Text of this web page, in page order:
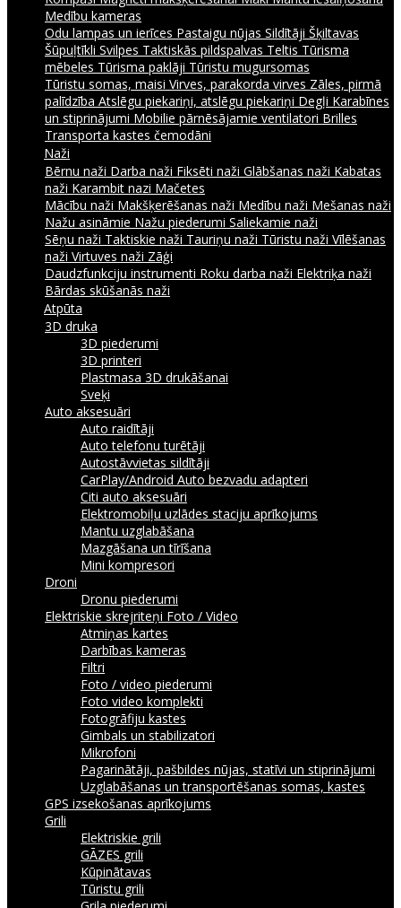
Medību kameras
Odu lampas un ierīces Pastaigu nūjas Sildītāji Šķiltavas
Šūpuļtīkli Svilpes Taktiskās pildspalvas Teltis Tūrisma
mēbeles Tūrisma paklāji Tūristu mugursomas
Tūristu somas, maisi Virves, parakorda virves Zāles, pirmā
palīdzība Atslēgu piekariņi, atslēgu piekariņi Degļi Karabīnes
un stiprinājumi Mobilie pārnēsājamie ventilatori Brilles
Transporta kastes čemodāni
Naži
Bērnu naži Darba naži Fiksēti naži Glābšanas naži Kabatas
naži Karambit nazi Mačetes
Mācību naži Makšķerēšanas naži Medību naži Mešanas naži
Nažu asināmie Nažu piederumi Saliekamie naži
Sēņu naži Taktiskie naži Tauriņu naži Tūristu naži Vīlēšanas
naži Virtuves naži Zāģi
Daudzfunkciju instrumenti Roku darba naži Elektriķa naži
Bārdas skūšanās naži
Atpūta
3D druka
3D piederumi
3D printeri
Plastmasa 3D drukāšanai
Sveķi
Auto aksesuāri
Auto raidītāji
Auto telefonu turētāji
Autostāvvietas sildītāji
CarPlay/Android Auto bezvadu adapteri
Citi auto aksesuāri
Elektromobiļu uzlādes staciju aprīkojums
Mantu uzglabāšana
Mazgāšana un tīrīšana
Mini kompresori
Droni
Dronu piederumi
Elektriskie skrejriteņi Foto / Video
Atmiņas kartes
Darbības kameras
Filtri
Foto / video piederumi
Foto video komplekti
Fotogrāfiju kastes
Gimbals un stabilizatori
Mikrofoni
Pagarinātāji, pašbildes nūjas, statīvi un stiprinājumi
Uzglabāšanas un transportēšanas somas, kastes
GPS izsekošanas aprīkojums
Grili
Elektriskie grili
GĀZES grili
Kūpinātavas
Tūristu grili